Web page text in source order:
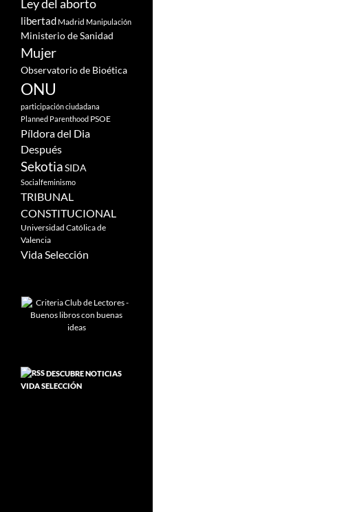
Ley del aborto
libertad Madrid Manipulación
Ministerio de Sanidad
Mujer
Observatorio de Bioética
ONU
participación ciudadana
Planned Parenthood PSOE
Píldora del Dia
Después
SekotiaSIDA
Socialfeminismo
TRIBUNAL
CONSTITUCIONAL
Universidad Católica de
Valencia
Vida Selección
DESCUBRE NOTICIAS
VIDA SELECCIÓN